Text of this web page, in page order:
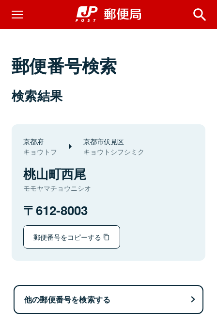
郵便番号検索
検索結果
京都府
キョウトフ
京都市伏見区
キョウトシフシミク
桃山町西尾
モモヤマチョウニシオ
612-8003
郵便番号をコピーする
他の郵便番号を検索する